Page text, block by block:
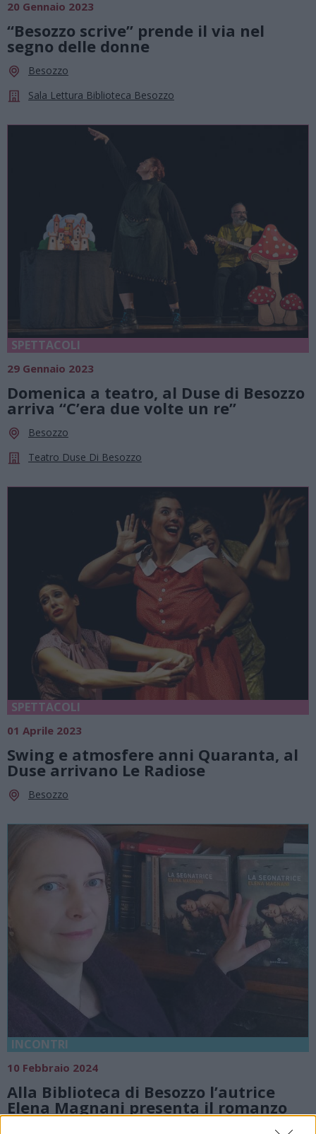
20 Gennaio 2023
“Besozzo scrive” prende il via nel
segno delle donne
Besozzo
Sala Lettura Biblioteca Besozzo
SPETTACOLI
29 Gennaio 2023
Domenica a teatro, al Duse di Besozzo
arriva “C’era due volte un re”
Besozzo
Teatro Duse Di Besozzo
SPETTACOLI
01 Aprile 2023
Swing e atmosfere anni Quaranta, al
Duse arrivano Le Radiose
Besozzo
INCONTRI
10 Febbraio 2024
Alla Biblioteca di Besozzo l’autrice
Elena Magnani presenta il romanzo
“La segnatrice”